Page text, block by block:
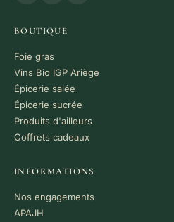
BOUTIQUE
Foie gras
Vins Bio IGP Ariège
Épicerie salée
Épicerie sucrée
Produits d'ailleurs
Coffrets cadeaux
INFORMATIONS
Nos engagements
APAJH